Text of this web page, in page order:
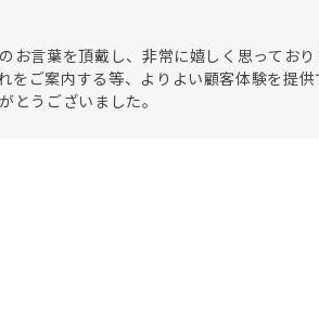
お言葉を頂戴し、非常に嬉しく思っており
ご案内する等、よりよい顧客体験を提供
とうございました。